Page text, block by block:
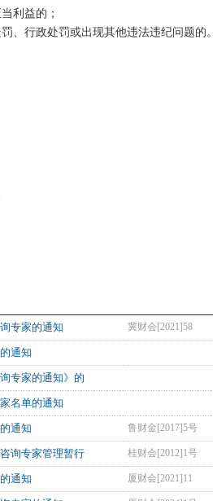
利益的；
行政处罚或出现其他违法违纪问题的。
专家的通知 冀财会[2021]58
通知
专家的通知》的
名单的通知
通知 鲁财金[2017]5号
询专家管理暂行 桂财会[2012]1号
通知 厦财会[2021]11